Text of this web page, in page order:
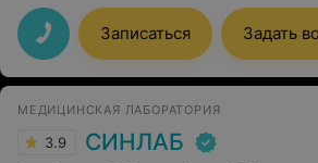
очень порадовала, т. к. в нашем городе
иной диагноз. Назначен грамотный
рекомендации. В клинике царит приятная
атмосфера,всё на высшем уровне.
сентябрь, однако нам позвонили
Вам. Спасибо всему вашему
Записаться Задать
МЕДИЦИНСКАЯ ЛАБОРАТОРИЯ
3.9 СИНЛАБ